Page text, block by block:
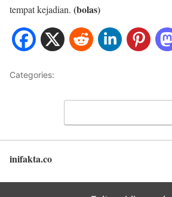
tempat kejadian. (bolas)
Categories:
inifakta.co